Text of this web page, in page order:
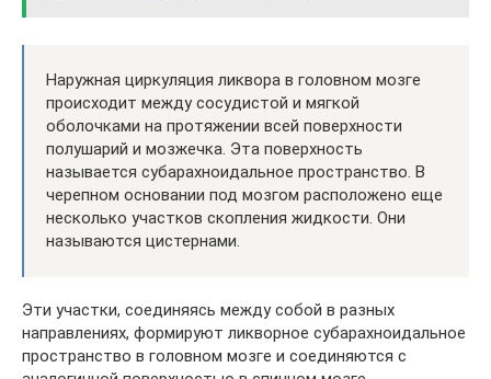
Наружная циркуляция ликвора в головном мозге
происходит между сосудистой и мягкой
оболочками на протяжении всей поверхности
полушарий и мозжечка. Эта поверхность
называется субарахноидальное пространство. В
черепном основании под мозгом расположено еще
несколько участков скопления жидкости. Они
называются цистернами.
Эти участки, соединяясь между собой в разных
направлениях, формируют ликворное субарахноидальное
пространство в головном мозге и соединяются с